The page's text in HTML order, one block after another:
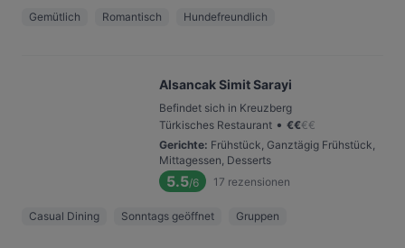
Gemütlich Romantisch Hundefreundlich
Alsancak Simit Sarayi
Befindet sich in Kreuzberg
Türkisches Restaurant • €€€€
Gerichte: Frühstück, Ganztägig Frühstück,
Mittagessen, Desserts
5.5/6 17 rezensionen
Casual Dining Sonntags geöffnet Gruppen